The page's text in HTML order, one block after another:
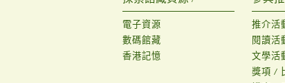
電子資源
數碼館藏
香港記憶
推介活
閱讀活
文學活
獎項 /